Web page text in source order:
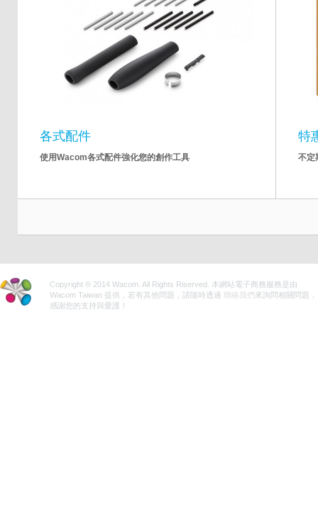
各式配件
使用Wacom各式配件強化您的創作工具
特
不定
Copyright ® 2014 Wacom. All Rights Riserved. 本網站電子商務服務是由
Wacom Taiwan 提供，若有其他問題，請隨時透過
聯絡我們 來詢問相關問題，
感謝您的支持與愛護！